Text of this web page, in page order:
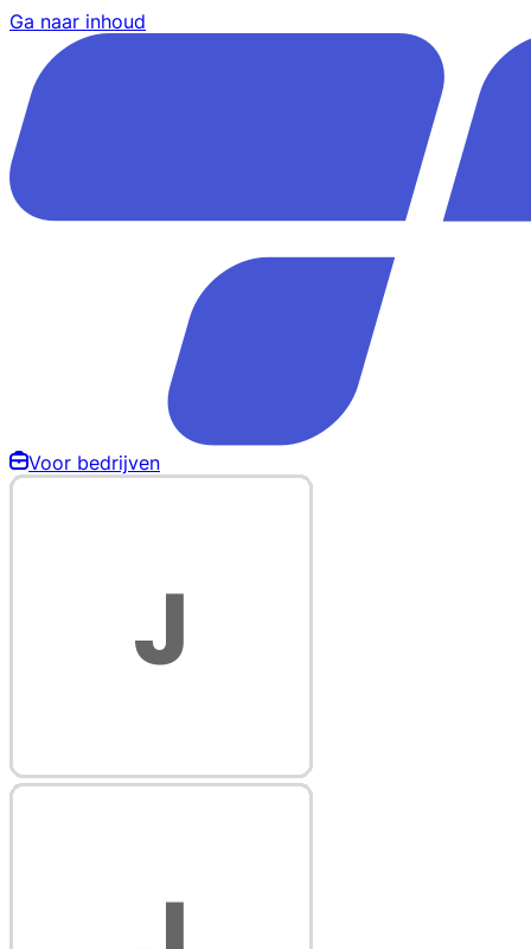
Ga naar inhoud
Voor bedrijven